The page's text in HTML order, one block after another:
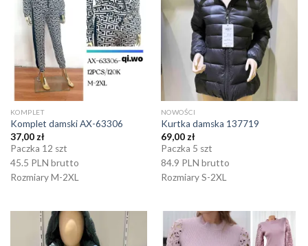
KOMPLET
Komplet damski AX-63306
37,00 zł
Paczka 12 szt
45.5 PLN brutto
Rozmiary M-2XL
NOWOŚCI
Kurtka damska 137719
69,00 zł
Paczka 5 szt
84.9 PLN brutto
Rozmiary S-2XL